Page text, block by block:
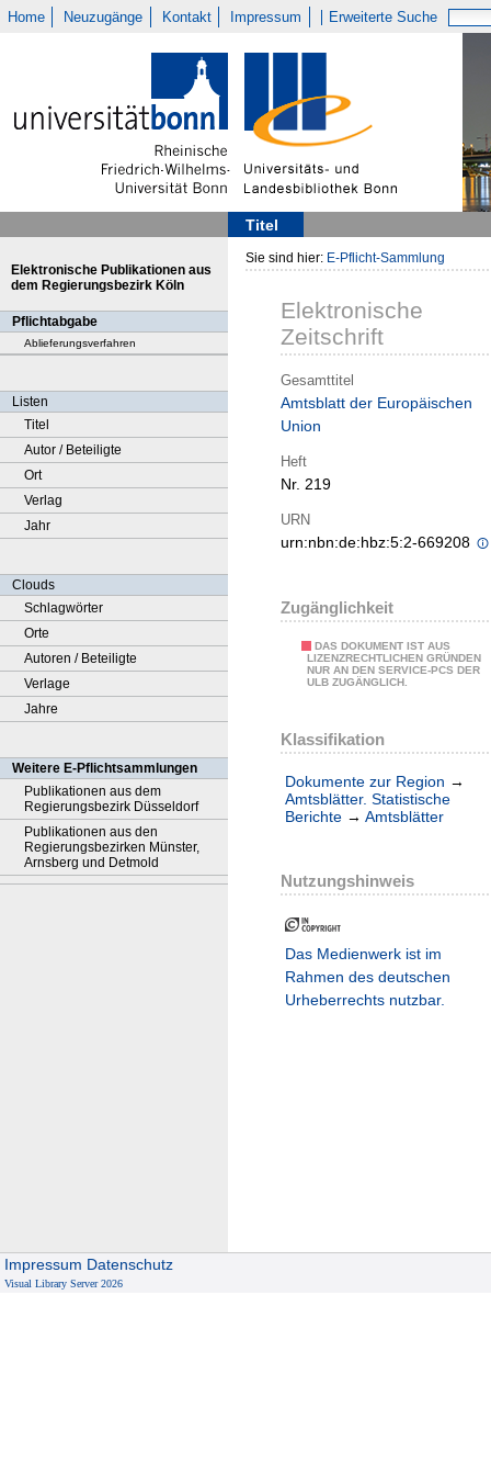
Home Neuzugänge Kontakt Impressum Erweiterte Suche
Titel
Elektronische Publikationen aus
dem Regierungsbezirk Köln
Pflichtabgabe
Ablieferungsverfahren
Listen
Titel
Autor / Beteiligte
Ort
Verlag
Jahr
Clouds
Schlagwörter
Orte
Autoren / Beteiligte
Verlage
Jahre
Weitere E-Pflichtsammlungen
Publikationen aus dem
Regierungsbezirk Düsseldorf
Publikationen aus den
Regierungsbezirken Münster,
Arnsberg und Detmold
Sie sind hier: E-Pflicht-Sammlung
Elektronische
Zeitschrift
Gesamttitel
Amtsblatt der Europäischen
Union
Heft
Nr. 219
URN
urn:nbn:de:hbz:5:2-669208
Zugänglichkeit
DAS DOKUMENT IST AUS
LIZENZRECHTLICHEN GRÜNDEN
NUR AN DEN SERVICE-PCS DER
ULB ZUGÄNGLICH.
Klassifikation
Dokumente zur Region →
Amtsblätter. Statistische
Berichte → Amtsblätter
Nutzungshinweis
Das Medienwerk ist im
Rahmen des deutschen
Urheberrechts nutzbar.
Impressum Datenschutz
Visual Library Server 2026